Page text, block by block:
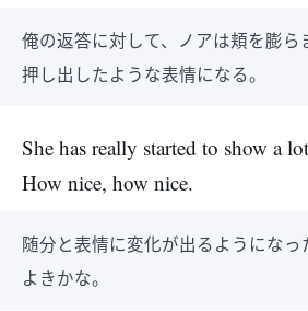
俺の返答に対して、ノアは頬を膨ら
押し出したような表情になる。
She has really started to show a
How nice, how nice.
随分と表情に変化が出るようにな
よきかな。